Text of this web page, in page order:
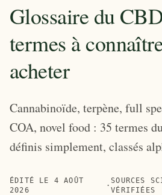
Glossaire du
termes à
acheter
Cannabinoïde, terpène, full
COA, novel food : 35 termes
définis simplement, classés
ÉDITÉ LE 4 AOÛT
2026
·
SOURCES
VÉRIFIÉES